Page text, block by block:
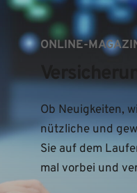
ONLINE-
Ob Neuigkeiten,
nützliche und
Sie auf dem
mal vorbei und